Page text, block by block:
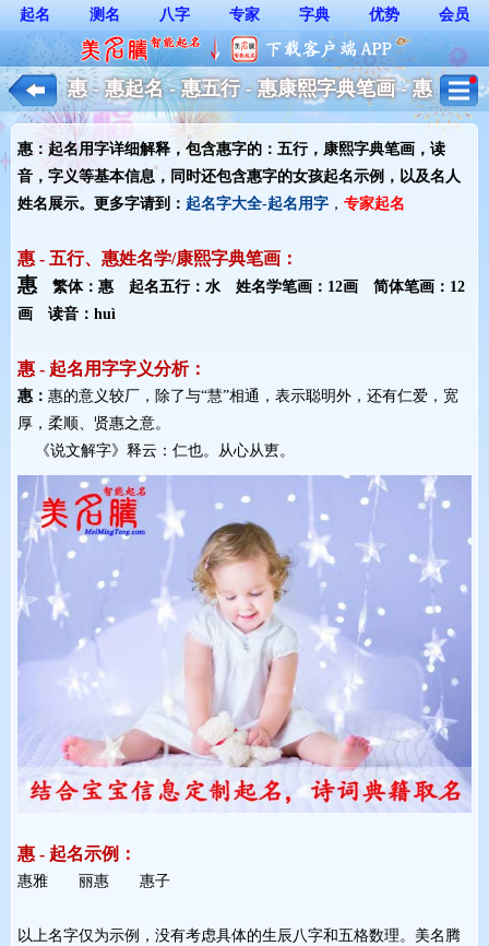
起名 测名 八字 专家 字典 优势 会员
惠 - 惠起名 - 惠五行 - 惠康熙字典笔画 - 惠
起名用字解释 - 女孩起名
惠：起名用字详细解释，包含惠字的：五行，康熙字典笔画，读
音，字义等基本信息，同时还包含惠字的女孩起名示例，以及名人
姓名展示。更多字请到： 起名字大全-起名用字 ， 专家起名
惠 - 五行、惠姓名学/康熙字典笔画：
惠 繁体：惠 起名五行：水 姓名学笔画：12画 简体笔画：12
画 读音：huì
惠 - 起名用字字义分析：
惠： 惠的意义较厂，除了与“慧”相通，表示聪明外，还有仁爱，宽
厚，柔顺、贤惠之意。
《说文解字》释云：仁也。从心从叀。
惠 - 起名示例：
惠雅 丽惠 惠子
以上名字仅为示例，没有考虑具体的生辰八字和五格数理。美名腾